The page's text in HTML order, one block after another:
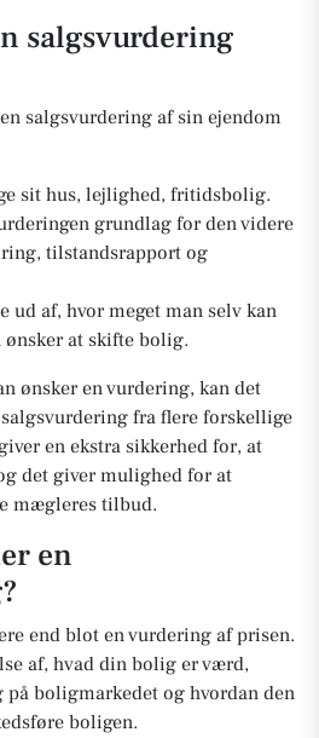
salgsvurdering
salgsvurdering af sin ejendom
sit hus, lejlighed, fritidsbolig.
grundlag for den videre
tilstandsrapport og
ud af, hvor meget man selv kan
at skifte bolig.
ønsker en vurdering, kan det
fra flere forskellige
en ekstra sikkerhed for, at
det giver mulighed for at
mægleres tilbud.
en
end blot en vurdering af prisen.
af, hvad din bolig er værd,
boligmarkedet og hvordan den
boligen.